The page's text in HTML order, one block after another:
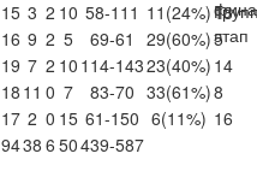
15 3 2 10 58-111 11 (24%)13
16 9 2 5 69-61 29(60%)5
19 7 2 10 114-14323(40%) 14
18 11 0 7 83-70 33(61%)8
17 2 0 15 61-150 6(11%) 16
9438 6 50439-587